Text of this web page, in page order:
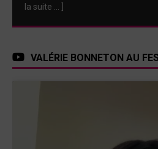
la suite … ]
VALÉRIE BONNETON AU